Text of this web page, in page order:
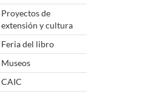
Proyectos de
extensión y cultura
Feria del libro
Museos
CAIC